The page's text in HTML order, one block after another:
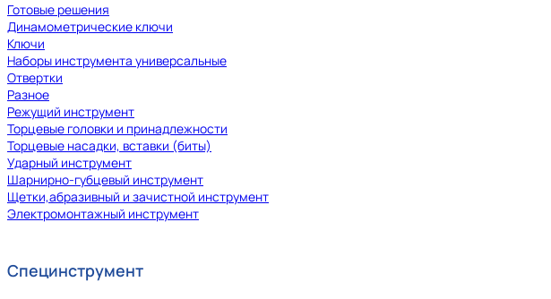
Готовые решения
Динамометрические ключи
Ключи
Наборы инструмента универсальные
Отвертки
Разное
Режущий инструмент
Торцевые головки и принадлежности
Торцевые насадки, вставки (биты)
Ударный инструмент
Шарнирно-губцевый инструмент
Щетки,абразивный и зачистной инструмент
Электромонтажный инструмент
Специнструмент